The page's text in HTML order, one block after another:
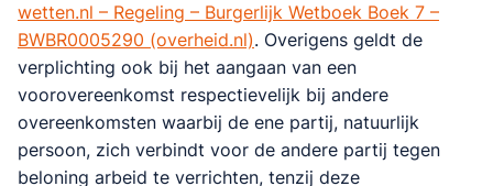
wetten.nl – Regeling – Burgerlijk Wetboek Boek 7 –
BWBR0005290 (overheid.nl). Overigens geldt de
verplichting ook bij het aangaan van een
voorovereenkomst respectievelijk bij andere
overeenkomsten waarbij de ene partij, natuurlijk
persoon, zich verbindt voor de andere partij tegen
beloning arbeid te verrichten, tenzij deze